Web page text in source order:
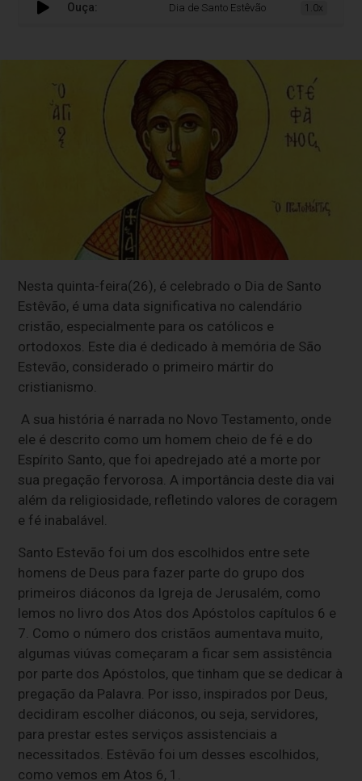
Ouça: Dia de Santo Estêvão: Uma homenagem
1.0x
Nesta quinta-feira(26), é celebrado o Dia de Santo
Estêvão, é uma data significativa no calendário
cristão, especialmente para os católicos e
ortodoxos. Este dia é dedicado à memória de São
Estevão, considerado o primeiro mártir do
cristianismo.
A sua história é narrada no Novo Testamento, onde
ele é descrito como um homem cheio de fé e do
Espírito Santo, que foi apedrejado até a morte por
sua pregação fervorosa. A importância deste dia vai
além da religiosidade, refletindo valores de coragem
e fé inabalável.
Santo Estevão foi um dos escolhidos entre sete
homens de Deus para fazer parte do grupo dos
primeiros diáconos da Igreja de Jerusalém, como
lemos no livro dos Atos dos Apóstolos capítulos 6 e
7. Como o número dos cristãos aumentava muito,
algumas viúvas começaram a ficar sem assistência
por parte dos Apóstolos, que tinham que se dedicar à
pregação da Palavra. Por isso, inspirados por Deus,
decidiram escolher diáconos, ou seja, servidores,
para prestar estes serviços assistenciais a
necessitados. Estêvão foi um desses escolhidos,
como vemos em Atos 6, 1.